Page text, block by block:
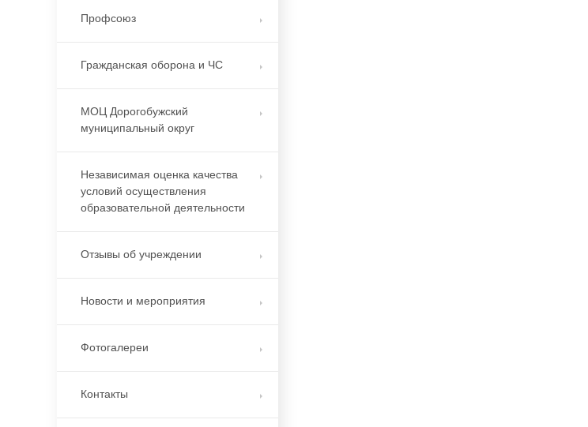
Профсоюз
Гражданская оборона и ЧС
МОЦ Дорогобужский
муниципальный округ
Независимая оценка качества
условий осуществления
образовательной деятельности
Отзывы об учреждении
Новости и мероприятия
Фотогалереи
Контакты